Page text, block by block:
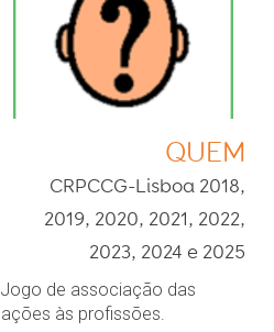
QUEM
CRPCCG-Lisboa 2018,
2019, 2020, 2021, 2022,
2023, 2024 e 2025
Jogo de associação das
ações às profissões.